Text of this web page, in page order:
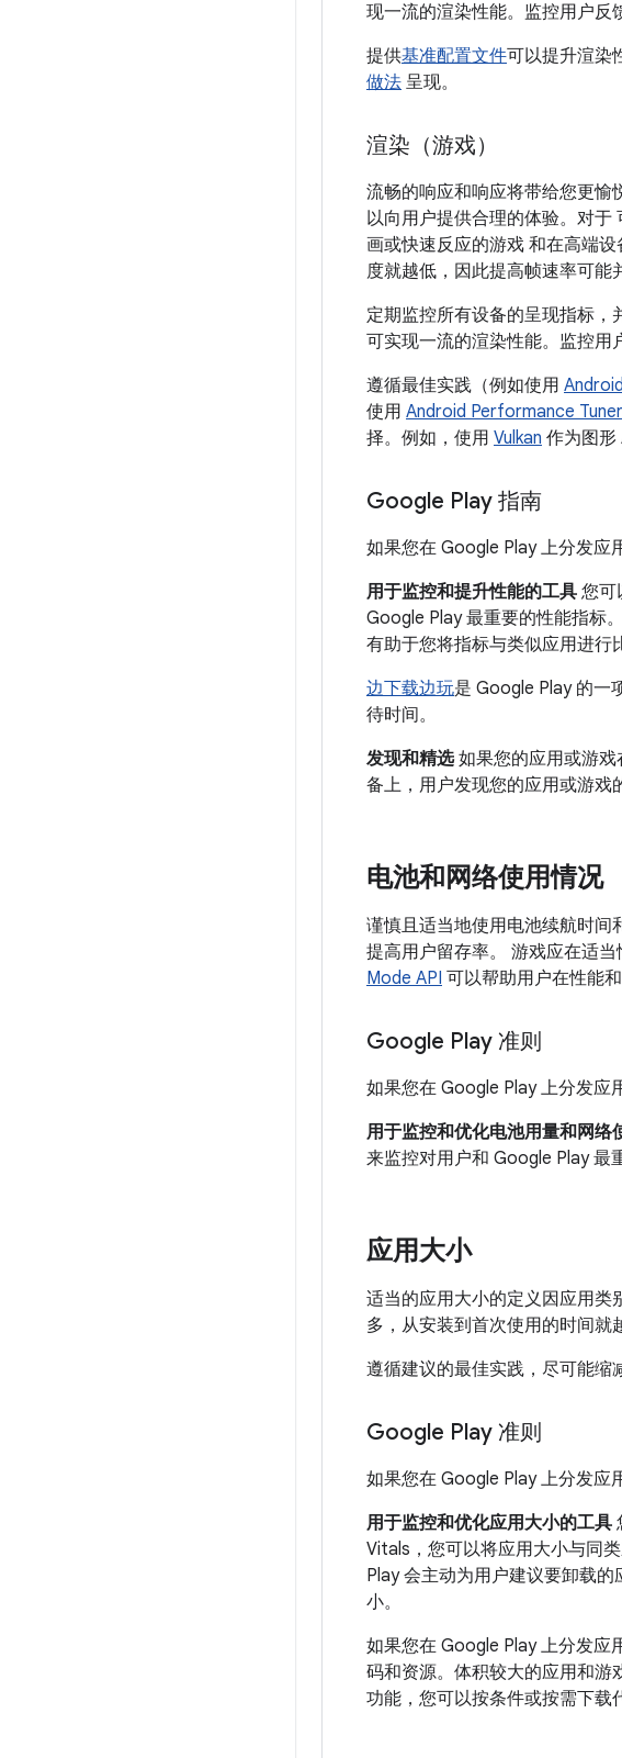
现一流的渲染性能。监控用户反
提供基准配置文件可以提升渲染
做法 呈现。
渲染（游戏）
流畅的响应和响应将带给您更愉
以向用户提供合理的体验。对
画或快速反应的游戏 和在高端
度就越低，因此提高帧速率可能
定期监控所有设备的呈现指标，
可实现一流的渲染性能。监控用
遵循最佳实践（例如使用
使用 Android Performance Tuner
择。例如，使用 Vulkan 作为图形
Google Play 指南
如果您在 Google Play 上分发应
用于监控和提升性能的工具 您可
Google Play 最重要的性能指标
有助于您将指标与类似应用进行
边下载边玩是 Google Play 的一
待时间。
发现和精选如果您的应用或游戏
备上，用户发现您的应用或游戏
电池和网络使用情况
谨慎且适当地使用电池续航时间
提高用户留存率。 游戏应在适
Mode API 可以帮助用户在性能
Google Play 准则
如果您在 Google Play 上分发应
用于监控和优化电池用量和网络
来监控对用户和 Google Play 最
应用大小
适当的应用大小的定义因应用类
多，从安装到首次使用的时间就
遵循建议的最佳实践，尽可能缩
Google Play 准则
如果您在 Google Play 上分发应
用于监控和优化应用大小的工具
Vitals，您可以将应用大小与同
Play 会主动为用户建议要卸载
小。
如果您在 Google Play 上分发应
码和资源。体积较大的应用和游
功能，您可以按条件或按需下载